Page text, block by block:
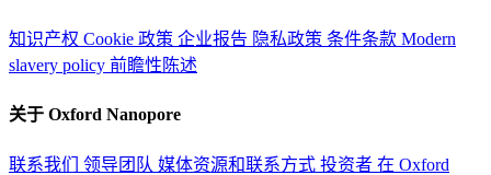
知识产权 Cookie 政策 企业报告 隐私政策 条件条款 Modern
slavery policy 前瞻性陈述
关于 Oxford Nanopore
联系我们 领导团队 媒体资源和联系方式 投资者 在 Oxford